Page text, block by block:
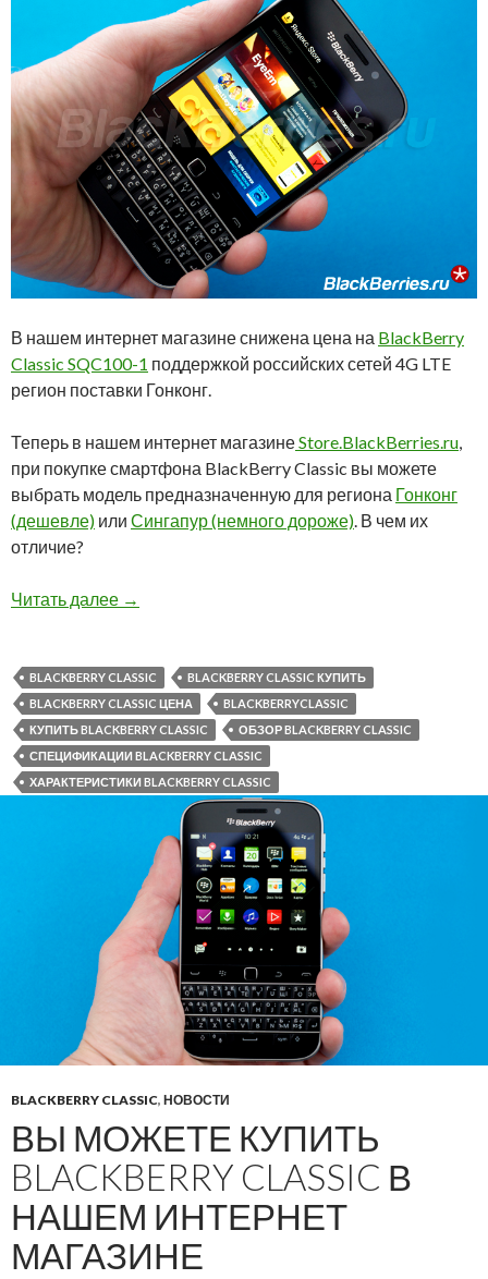
В нашем интернет магазине снижена цена на BlackBerry
Classic SQC100-1 поддержкой российских сетей 4G LTE
регион поставки Гонконг.
Теперь в нашем интернет магазинеStore.BlackBerries.ru,
при покупке смартфона BlackBerry Classic вы можете
выбрать модель предназначенную для региона Гонконг
(дешевле) или Сингапур (немного дороже). В чем их
отличие?
Читать далее Снижена цена на BlackBerry Classic
→
BLACKBERRY CLASSIC
BLACKBERRY CLASSIC КУПИТЬ
BLACKBERRY CLASSIC ЦЕНА
BLACKBERRYCLASSIC
КУПИТЬ BLACKBERRY CLASSIC
ОБЗОР BLACKBERRY CLASSIC
СПЕЦИФИКАЦИИ BLACKBERRY CLASSIC
ХАРАКТЕРИСТИКИ BLACKBERRY CLASSIC
BLACKBERRY CLASSIC, НОВОСТИ
ВЫ МОЖЕТЕ КУПИТЬ
BLACKBERRY CLASSIC В
НАШЕМ ИНТЕРНЕТ
МАГАЗИНЕ